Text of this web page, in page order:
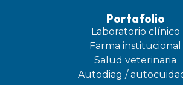
Portafolio
Laboratorio clínico
Farma institucional
Salud veterinaria
Autodiag /